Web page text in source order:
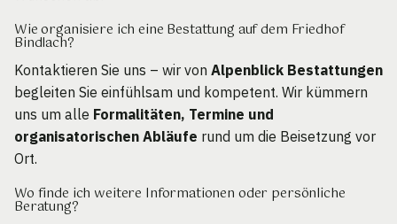
Wie organisiere ich eine Bestattung auf dem Friedhof
Bindlach?
Kontaktieren Sie uns – wir von Alpenblick Bestattungen
begleiten Sie einfühlsam und kompetent. Wir kümmern
uns um alle Formalitäten, Termine und
organisatorischen Abläufe rund um die Beisetzung vor
Ort.
Wo finde ich weitere Informationen oder persönliche
Beratung?